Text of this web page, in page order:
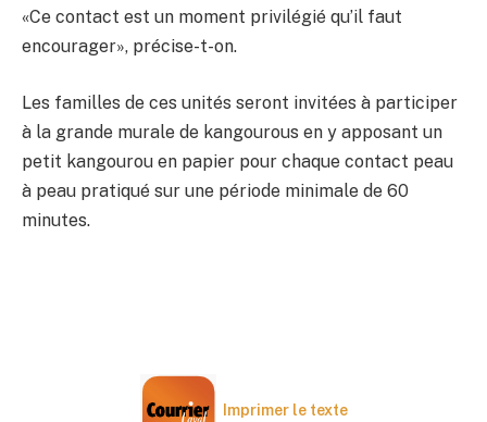
«Ce contact est un moment privilégié qu’il faut
encourager», précise-t-on.
Les familles de ces unités seront invitées à participer
à la grande murale de kangourous en y apposant un
petit kangourou en papier pour chaque contact peau
à peau pratiqué sur une période minimale de 60
minutes.
Imprimer le texte